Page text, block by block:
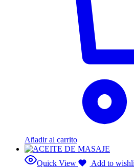
Añadir al carrito
Quick View Add to